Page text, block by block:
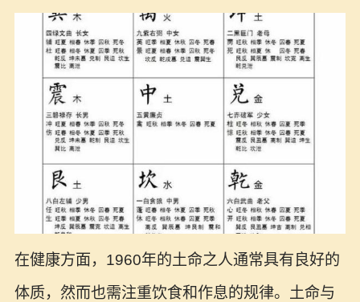
在健康方面，1960年的土命之人通常具有良好的
体质，然而也需注重饮食和作息的规律。土命与